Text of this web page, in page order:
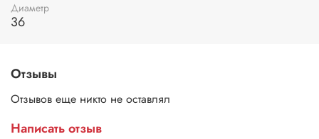
Диаметр
36
Отзывы
Отзывов еще никто не оставлял
Написать отзыв